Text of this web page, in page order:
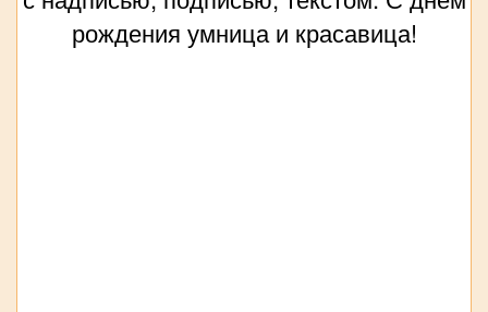
рождения умница и красавица!